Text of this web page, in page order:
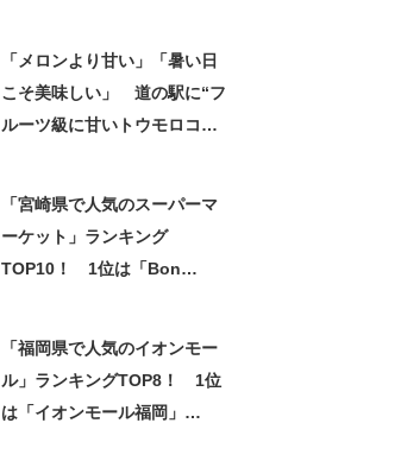
「メロンより甘い」「暑い日
こそ美味しい」 道の駅に“フ
ルーツ級に甘いトウモロコ
「宮崎県で人気のスーパーマ
ーケット」ランキング
TOP10！ 1位は「Bon
「福岡県で人気のイオンモー
ル」ランキングTOP8！ 1位
は「イオンモール福岡」